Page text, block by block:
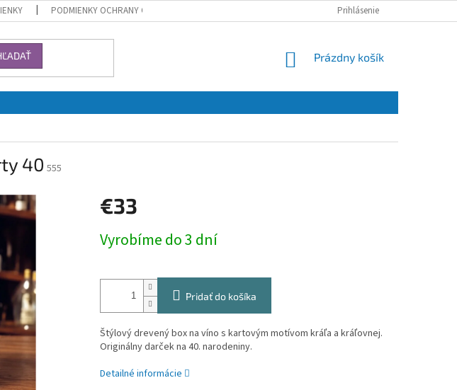
PODMIENKY OCHRANY OSOBNÝCH ÚDAJOV Prihlásenie
NÁKUPNÝ
Prázdny košík
40 555
€33
cena:
Vyrobíme do 3 dní
Pridať do košíka
Štýlový drevený box na víno s kartovým motívom kráľa a kráľovnej.
Originálny darček na 40. narodeniny.
Detailné informácie